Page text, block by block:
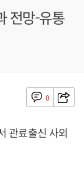
전망-유통
0
관료출신 사외